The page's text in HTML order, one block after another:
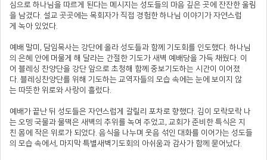
심으로 하나님을 따르게 된다는 메시지는 성도들의 마음 깊은 곳에 잔잔한 울림
을 남겼다. 설교 곳곳에는 목회자가 직접 경험한 하나님 이야기가 자연스럽
게 녹아 있었다.
예배 말미, 담임목사는 강단에 올라 성도들과 함께 기도회를 인도했다. 하나님
의 은혜 안에 머물게 해 달라는 간절한 기도가 새벽 예배당을 가득 채웠다. 이
어 블레싱 찬양단을 강단 앞으로 초청해 함께 중보기도하는 시간이 이어졌
다. 블레싱찬양단를 위해 기도하는 교역자들의 모습 속에는 눈에 보이지 않
는 따뜻한 위로와 사랑이 흘렀다.
예배가 끝난 뒤 성도들은 자연스럽게 갈릴리 포차로 향했다. 김이 모락모락 나
는 오뎅 국물과 물떡은 새벽의 추위를 녹여 주었고, 교회가 준비한 특식은 지
친 몸에 작은 위로가 되었다. 음식을 나누며 웃음 섞인 대화를 이어가는 성도들
의 모습 속에서, 마지막 특별새벽기도회의 아쉬움과 감사가 함께 묻어났다.